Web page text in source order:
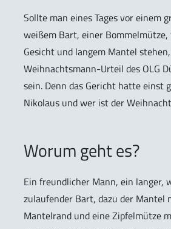
Sollte man eines Tages vor einem
weißem Bart, einer
Gesicht und langem Mantel
Weihnachtsmann-Urteil des OLG
sein. Denn das Gericht hatte einst
Nikolaus und wer ist der
Worum geht es?
Ein freundlicher Mann, ein langer,
zulaufender Bart, dazu der Mantel
Mantelrand und eine Zipfelmütze